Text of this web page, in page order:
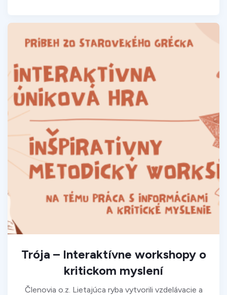
Trója – Interaktívne workshopy o
kritickom myslení
Členovia o.z. Lietajúca ryba vytvorili vzdelávacie a